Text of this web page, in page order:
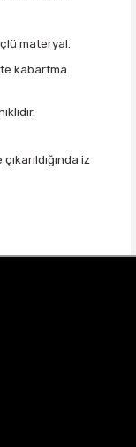
materyal.
kabartma
iz